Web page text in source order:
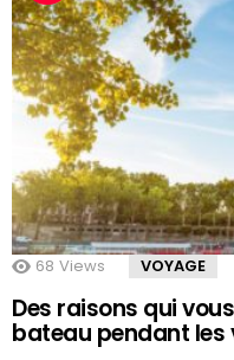
68 Views VOYAGE
Des raisons qui
bateau pendant les